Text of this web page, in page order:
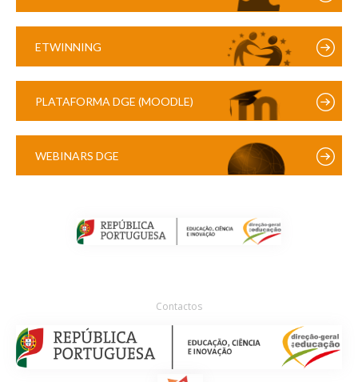
ETWINNING
PLATAFORMA DGE (MOODLE)
WEBINARS DGE
Contactos